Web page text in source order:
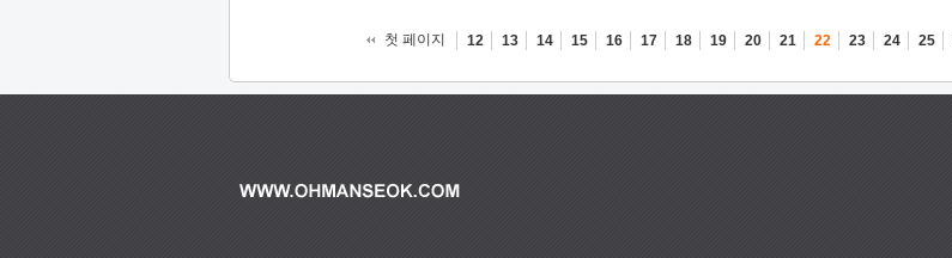
첫 페이지 12 13 14 15 16 17 18 19 20 21 22 23 24 25